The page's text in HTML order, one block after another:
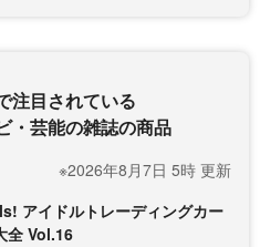
注目されている
・芸能の雑誌の商品
※2026年8月7日 5時 更新
アイドルトレーディングカー
全 Vol.16